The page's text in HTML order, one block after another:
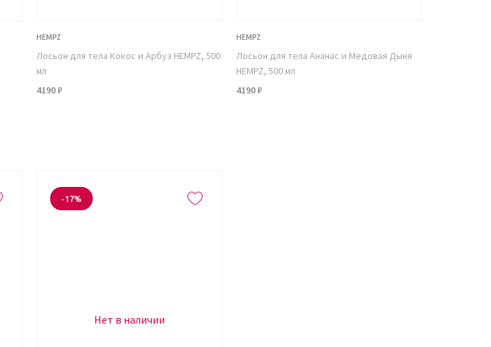
HEMPZ
Лосьон для тела Кокос и Арбуз HEMPZ, 500
мл
4190 ₽
HEMPZ
Лосьон для тела Ананас и Медовая Дыня
HEMPZ, 500 мл
4190 ₽
Нет в наличии
-17%